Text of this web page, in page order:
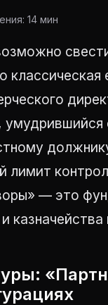
14 мин
лимит
— это
казначейства